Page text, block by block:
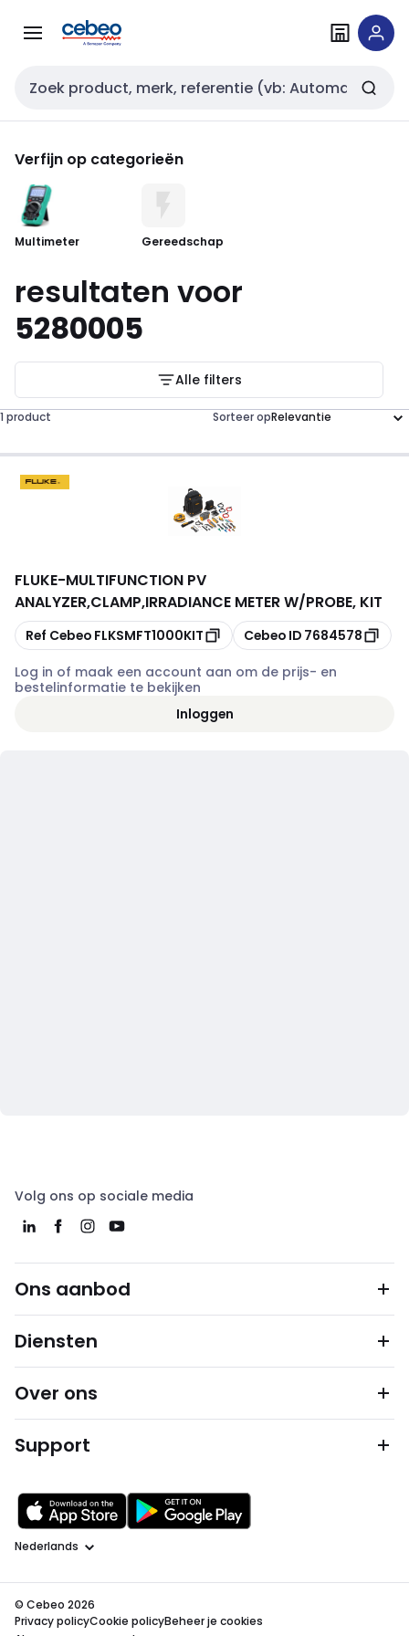
naar
naar
Zoekveld invoer
Verfijn op categorieën
Multimeter Gereedschap
resultaten voor
5280005
Alle filters
1 product Sorteer op
FLUKE-MULTIFUNCTION PV
ANALYZER,CLAMP,IRRADIANCE METER W/PROBE, KIT
Kopiëren
Ref Cebeo FLKSMFT1000KIT Kopiëren
Cebeo ID 7684578
Log in of maak een account aan om de prijs- en
bestelinformatie te bekijken
Inloggen
Volg ons op sociale media
Ons aanbod
Diensten
Over ons
Support
Taal
© Cebeo 2026
Privacy policyCookie policyBeheer je cookies